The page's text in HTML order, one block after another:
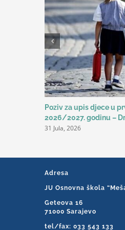
Poziv za upis djece u
2026/2027. godinu –
31 Jula, 2026
Adresa
JU Osnovna škola
Geteova 16
71000 Sarajevo
tel/fax: 033 543 133